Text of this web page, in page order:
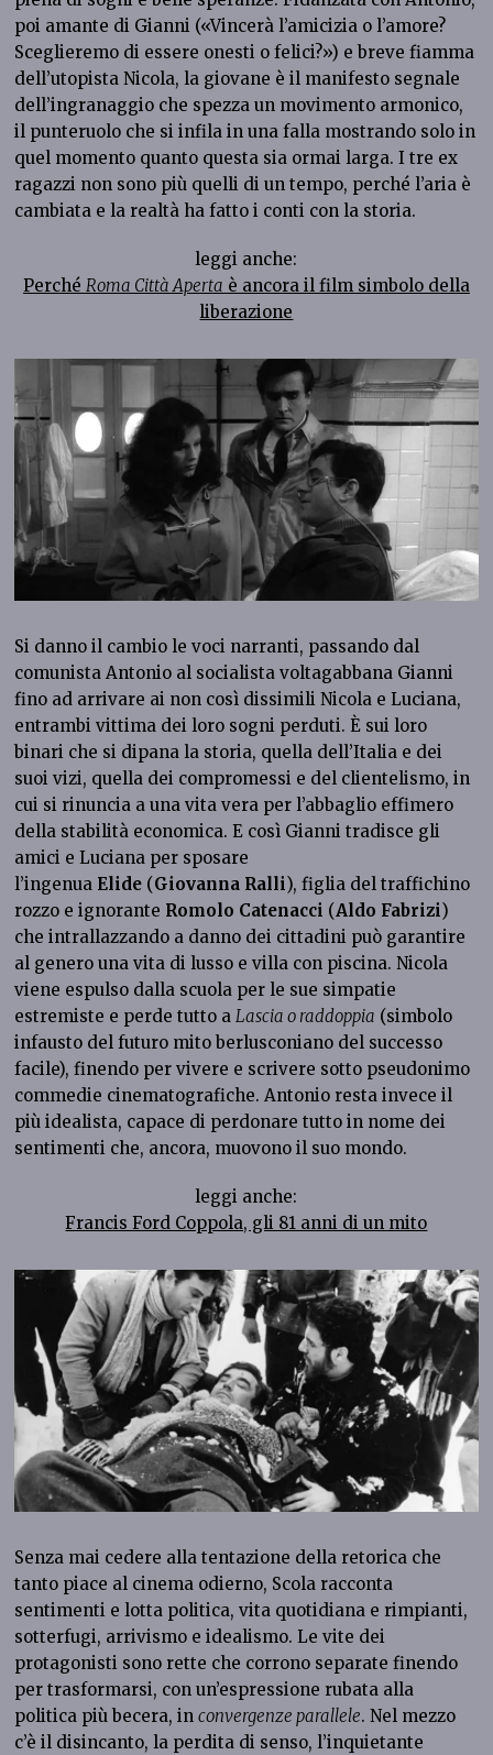
poi amante di Gianni («Vincerà l’amicizia o l’amore?
Sceglieremo di essere onesti o felici?») e breve fiamma
dell’utopista Nicola, la giovane è il manifesto segnale
dell’ingranaggio che spezza un movimento armonico,
il punteruolo che si infila in una falla mostrando solo in
quel momento quanto questa sia ormai larga. I tre ex
ragazzi non sono più quelli di un tempo, perché l’aria è
cambiata e la realtà ha fatto i conti con la storia.
leggi anche:
Perché Roma Città Aperta è ancora il film simbolo della
liberazione
Si danno il cambio le voci narranti, passando dal
comunista Antonio al socialista voltagabbana Gianni
fino ad arrivare ai non così dissimili Nicola e Luciana,
entrambi vittima dei loro sogni perduti. È sui loro
binari che si dipana la storia, quella dell’Italia e dei
suoi vizi, quella dei compromessi e del clientelismo, in
cui si rinuncia a una vita vera per l’abbaglio effimero
della stabilità economica. E così Gianni tradisce gli
amici e Luciana per sposare
l’ingenua Elide (Giovanna Ralli), figlia del traffichino
rozzo e ignorante Romolo Catenacci (Aldo Fabrizi)
che intrallazzando a danno dei cittadini può garantire
al genero una vita di lusso e villa con piscina. Nicola
viene espulso dalla scuola per le sue simpatie
estremiste e perde tutto aLascia o raddoppia (simbolo
infausto del futuro mito berlusconiano del successo
facile), finendo per vivere e scrivere sotto pseudonimo
commedie cinematografiche. Antonio resta invece il
più idealista, capace di perdonare tutto in nome dei
sentimenti che, ancora, muovono il suo mondo.
leggi anche:
Francis Ford Coppola, gli 81 anni di un mito
Senza mai cedere alla tentazione della retorica che
tanto piace al cinema odierno, Scola racconta
sentimenti e lotta politica, vita quotidiana e rimpianti,
sotterfugi, arrivismo e idealismo. Le vite dei
protagonisti sono rette che corrono separate finendo
per trasformarsi, con un’espressione rubata alla
politica più becera, inconvergenze parallele. Nel mezzo
c’è il disincanto, la perdita di senso, l’inquietante